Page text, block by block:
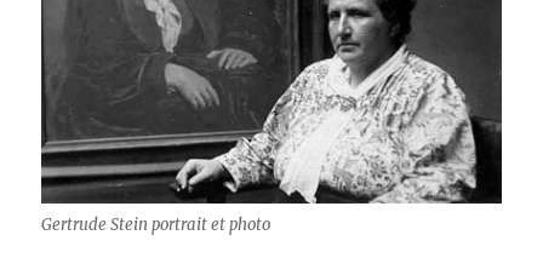
Gertrude Stein portrait et photo